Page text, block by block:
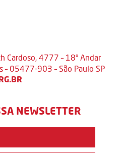
Cardoso, 4777 – 18º Andar
– 05477-903 – São Paulo SP
NEWSLETTER